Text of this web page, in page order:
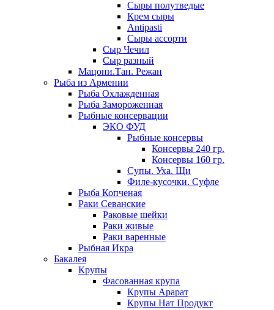
Сыры полутведые
Крем сыры
Antipasti
Сыры ассорти
Сыр Чечил
Сыр разный
Мацони.Тан. Режан
Рыба из Армении
Рыба Охлажденная
Рыба Замороженная
Рыбные консервации
ЭКО ФУД
Рыбные консервы
Консервы 240 гр.
Консервы 160 гр.
Супы. Уха. Щи
Филе-кусочки. Суфле
Рыба Копченая
Раки Севанские
Раковые шейки
Раки живые
Раки варенные
Рыбная Икра
Бакалея
Крупы
Фасованная крупа
Крупы Арарат
Крупы Нат Продукт